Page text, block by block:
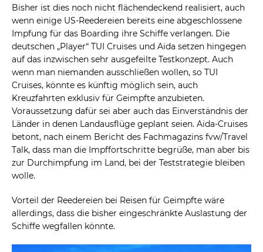
Bisher ist dies noch nicht flächendeckend realisiert, auch
wenn einige US-Reedereien bereits eine abgeschlossene
Impfung für das Boarding ihre Schiffe verlangen. Die
deutschen „Player“ TUI Cruises und Aida setzen hingegen
auf das inzwischen sehr ausgefeilte Testkonzept. Auch
wenn man niemanden ausschließen wollen, so TUI
Cruises, könnte es künftig möglich sein, auch
Kreuzfahrten exklusiv für Geimpfte anzubieten.
Voraussetzung dafür sei aber auch das Einverständnis der
Länder in denen Landausflüge geplant seien. Aida-Cruises
betont, nach einem Bericht des Fachmagazins fvw/Travel
Talk, dass man die Impffortschritte begrüße, man aber bis
zur Durchimpfung im Land, bei der Teststrategie bleiben
wolle.
Vorteil der Reedereien bei Reisen für Geimpfte wäre
allerdings, dass die bisher eingeschränkte Auslastung der
Schiffe wegfallen könnte.